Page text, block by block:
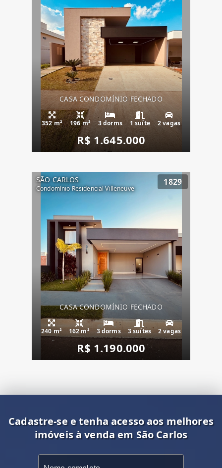
CASA CONDOMÍNIO FECHADO
352 m² 196 m² 3 dorms 1 suíte 2 vagas
R$ 1.645.000
SÃO CARLOS
Condomínio Residencial Villeneuve
1829
CASA CONDOMÍNIO FECHADO
240 m² 162 m² 3 dorms 3 suítes 2 vagas
R$ 1.190.000
Cadastre-se e tenha acesso aos melhores
imóveis à venda em São Carlos